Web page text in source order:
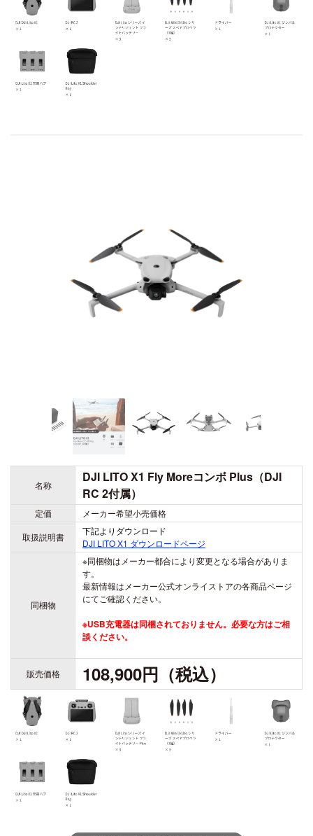
名称
DJI LITO X1 Fly Moreコンボ Plus（DJI
RC 2付属）
定価
メーカー希望小売価格
取扱説明書
下記よりダウンロード
DJI LITO X1 ダウンロードページ
同梱物
※同梱物はメーカー都合により変更となる場合がありま
す。
最新情報はメーカー公式オンライストアの各商品ページ
にてご確認ください。
※USB充電器は同梱されておりません。必要な方はご相
談ください。
販売価格 108,900円（税込）